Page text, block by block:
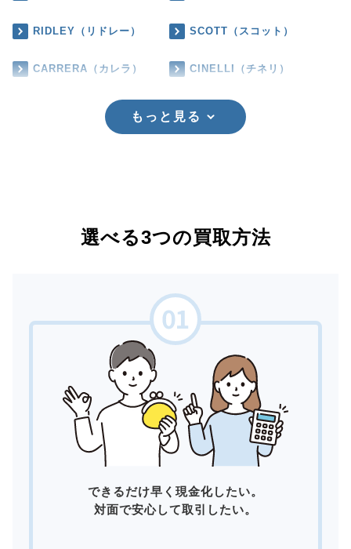
RIDLEY（リドレー） SCOTT（スコット）
CARRERA（カレラ） CINELLI（チネリ）
もっと見る
選べる3つの買取方法
できるだけ早く現金化したい。
対面で安心して取引したい。